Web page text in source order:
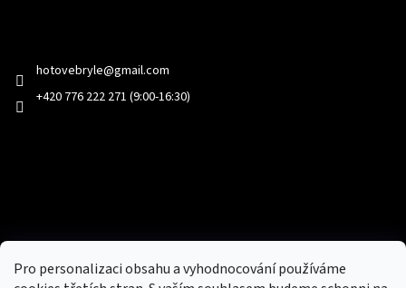
Pro personalizaci obsahu a vyhodnocování používáme
hotovebryle@gmail.com
+420 776 222 271 (9:00-16:30)
Přijímáme online platby